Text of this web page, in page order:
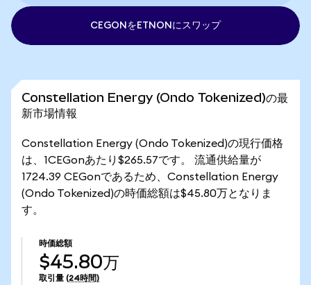
CEGONをETNONにスワップ
Constellation Energy (Ondo Tokenized)の最
新市場情報
Constellation Energy (Ondo Tokenized)の現行価格
は、1CEGonあたり$265.57です。 流通供給量が
1724.39 CEGonであるため、Constellation Energy
(Ondo Tokenized)の時価総額は$45.80万となりま
す。
時価総額
$45.80万
取引量 (24時間)